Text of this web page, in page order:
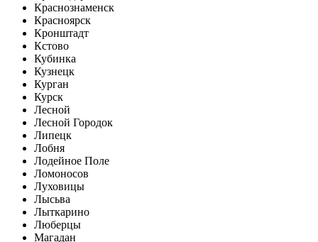
Краснознаменск
Красноярск
Кронштадт
Кстово
Кубинка
Кузнецк
Курган
Курск
Лесной
Лесной Городок
Липецк
Лобня
Лодейное Поле
Ломоносов
Луховицы
Лысьва
Лыткарино
Люберцы
Магадан